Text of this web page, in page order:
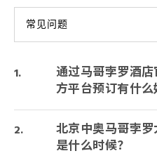
常见问题
通过马哥孛罗酒
方平台预订有什么
北京中奥马哥孛
是什么时候？